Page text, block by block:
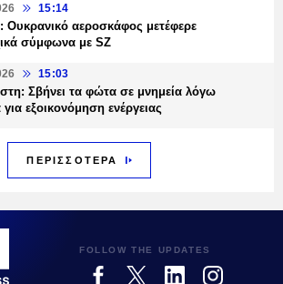
15:14
Ουκρανικό αεροσκάφος μετέφερε
σύμφωνα με SZ
15:03
Σβήνει τα φώτα σε μνημεία λόγω
εξοικονόμηση ενέργειας
ΠΕΡΙΣΣΟΤΕΡΑ
FOLLOW THE UPDATES